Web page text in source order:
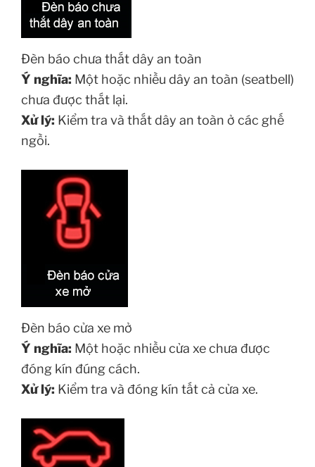
Đèn báo chưa thắt dây an toàn
Ý nghĩa: Một hoặc nhiều dây an toàn (seatbell)
chưa được thắt lại.
Xử lý: Kiểm tra và thắt dây an toàn ở các ghế
ngồi.
Đèn báo cửa xe mở
Ý nghĩa: Một hoặc nhiều cửa xe chưa được
đóng kín đúng cách.
Xử lý: Kiểm tra và đóng kín tất cả cửa xe.